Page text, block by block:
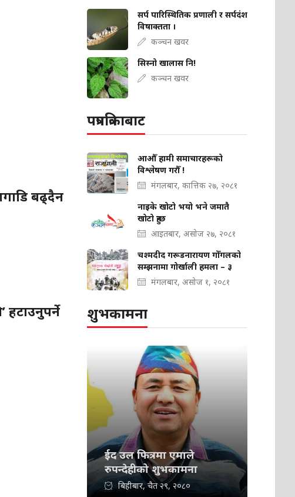
बढ्दैन
हटाउनुपर्ने
सर्प पारिस्थितिक प्रणाली र सर्पदंश
विषाक्तता ।
कञ्चन खवर
सिस्नो खालास नि!
कञ्चन खवर
पत्रपत्रिकाबाट
आऔँ हामी समाचारहरूको
विश्लेषण गरौँ !
मंगलबार, कात्तिक २७, २०८१
नाइके खोटो भयो भने जमातै
खोटो हुन्छ
आइतबार, असोज २७, २०८१
चश्मदीद गरूडनारायण गोँगलको
सम्झनामा गोर्खाली हमला – ३
मंगलबार, असोज १, २०८१
शुभकामना
ईद उल फित्रमा एमाले
रुपन्देहीको शुभकामना
बिहीबार, चैत २९, २०८०